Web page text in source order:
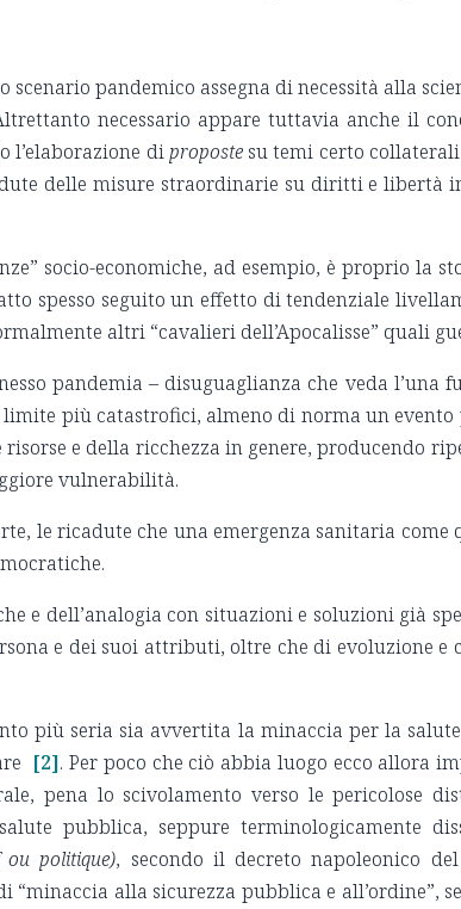
pandemico assegna di necessità alla
necessario appare tuttavia anche il
l’elaborazione dipropostesu temi certo collaterali
delle misure straordinarie su diritti e
socio-economiche, ad esempio, è proprio la
spesso seguito un effetto di tendenziale
altri “cavalieri dell’Apocalisse” quali
pandemia – disuguaglianza che veda
limite più catastrofici, almeno di norma un
e della ricchezza in genere, producendo
vulnerabilità.
le ricadute che una emergenza sanitaria
e dell’analogia con situazioni e soluzioni già
e dei suoi attributi, oltre che di evoluzione e
più seria sia avvertita la minaccia per la
[2]. Per poco che ciò abbia luogo ecco allora
pena lo scivolamento verso le pericolose
pubblica, seppure terminologicamente
ou politique), secondo il decreto napoleonico
alla sicurezza pubblica e all’ordine”,